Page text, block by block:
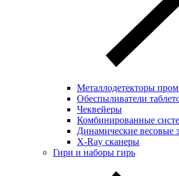
Металлодетекторы
Обеспыливатели
Чеквейеры
Комбинированные
Динамические весовые
X-Ray сканеры
Гири и наборы гирь